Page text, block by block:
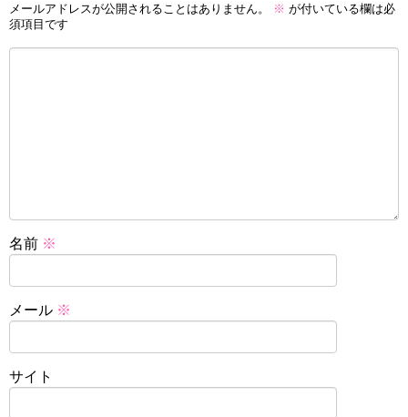
メールアドレスが公開されることはありません。 ※ が付いている欄は必
須項目です
名前 ※
メール ※
サイト